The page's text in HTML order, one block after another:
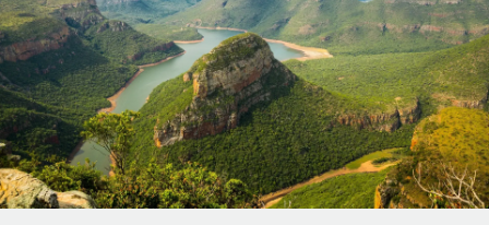
インフラ
Remote統合
人事機能をワークフローにシームレスに統合する
プラットフォーム
チームのための人事の基本機能を内蔵
接続 新しい
成長中の企業向けのアジャイルなグローバルHR・給与処理ソ
リューション
ミッドマーケット
カスタマイズされた人事ソリューションでチームを拡大する
企業
大企業向けのグローバルHR
REMOTEで学習
リサーチおよびガイド
活用事例
HR用語集
チェックリストおよびテンプレート
Deutsch
Español
Italiano
Português (Portugal)